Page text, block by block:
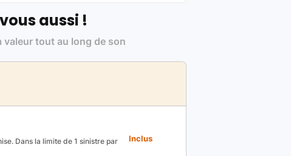
aussi !
tout au long de son
Dans la limite de 1 sinistre par
Inclus